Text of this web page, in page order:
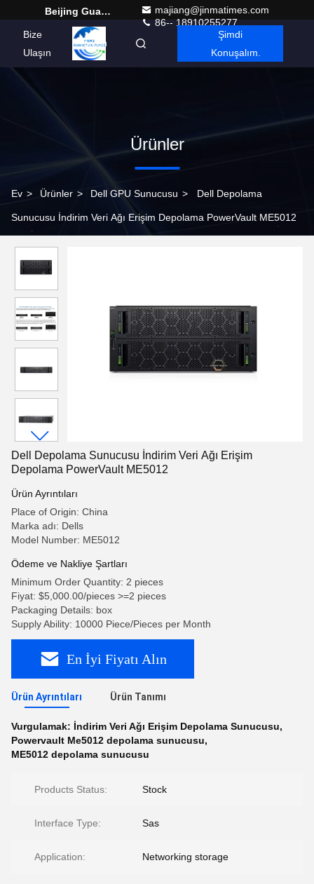
Beijing Guangtian Runze Technology Co., Ltd.
majiang@jinmatimes.com
86-- 18910255277
Bize
Ulaşın
Turkish
Şimdi
Konuşalım.
Ürünler
Ev > Ürünler > Dell GPU Sunucusu > Dell Depolama
Sunucusu İndirim Veri Ağı Erişim Depolama PowerVault ME5012
Dell Depolama Sunucusu İndirim Veri Ağı Erişim
Depolama PowerVault ME5012
Ürün Ayrıntıları
Place of Origin: China
Marka adı: Dells
Model Number: ME5012
Ödeme ve Nakliye Şartları
Minimum Order Quantity: 2 pieces
Fiyat: $5,000.00/pieces >=2 pieces
Packaging Details: box
Supply Ability: 10000 Piece/Pieces per Month
En İyi Fiyatı Alın
Ürün Ayrıntıları Ürün Tanımı
Vurgulamak: İndirim Veri Ağı Erişim Depolama Sunucusu,
Powervault Me5012 depolama sunucusu,
ME5012 depolama sunucusu
Products Status: Stock
Interface Type: Sas
Application: Networking storage